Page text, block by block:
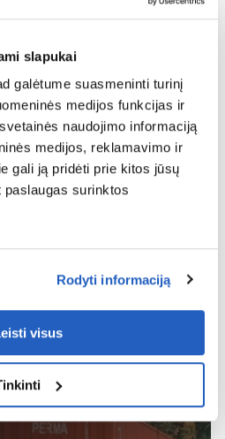
slapukai
galėtume suasmeninti turinį
medijos funkcijas ir
naudojimo informaciją
medijos, reklamavimo ir
gali ją pridėti prie kitos jūsų
paslaugas surinktos
Rodyti informaciją
visus
ir krovinio
valdymas